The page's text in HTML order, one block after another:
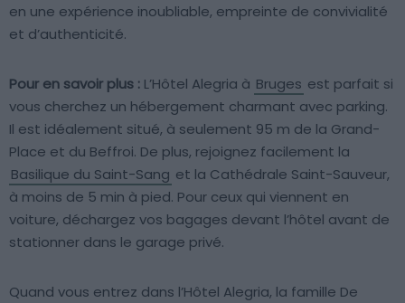
en une expérience inoubliable, empreinte de convivialité
et d’authenticité.
Pour en savoir plus : L’Hôtel Alegria à Bruges est parfait si
vous cherchez un hébergement charmant avec parking.
Il est idéalement situé, à seulement 95 m de la Grand-
Place et du Beffroi. De plus, rejoignez facilement la
Basilique du Saint-Sang et la Cathédrale Saint-Sauveur,
à moins de 5 min à pied. Pour ceux qui viennent en
voiture, déchargez vos bagages devant l’hôtel avant de
stationner dans le garage privé.
Quand vous entrez dans l’Hôtel Alegria, la famille De